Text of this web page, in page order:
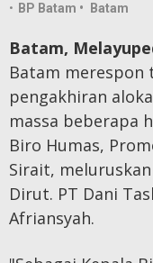
Anambas
echo "
Disclaimer
Info
Tentang
Redaksi
Kode
• BP Batam • Batam
Batam,
Batam merespon
pengakhiran
massa beberapa
Biro Humas,
Sirait,
Dirut. PT Dani
Afriansyah.